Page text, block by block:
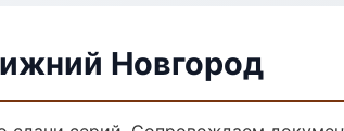
Новгород